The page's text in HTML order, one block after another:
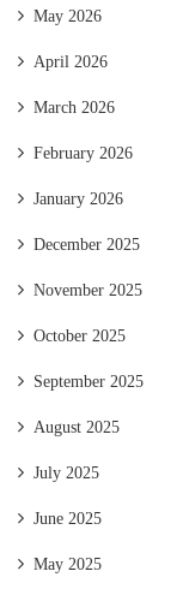
May 2026
April 2026
March 2026
February 2026
January 2026
December 2025
November 2025
October 2025
September 2025
August 2025
July 2025
June 2025
May 2025